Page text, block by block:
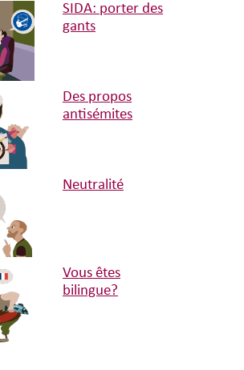
SIDA: porter des
gants
Des propos
antisémites
Neutralité
Vous êtes
bilingue?